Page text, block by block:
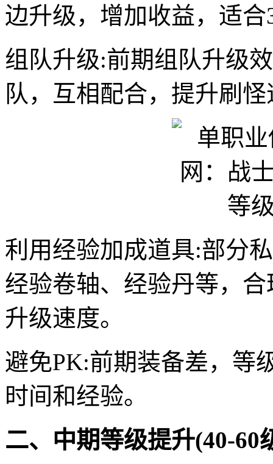
边升级，增加收益，适合
组队升级:前期组队升级
队，互相配合，提升刷
利用经验加成道具:部分
经验卷轴、经验丹等，
升级速度。
避免PK:前期装备差，等
时间和经验。
二、中期等级提升(40-60